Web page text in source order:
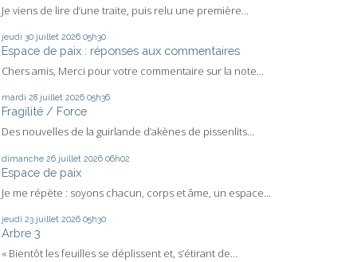
Je viens de lire d’une traite, puis relu une première...
jeudi 30 juillet 2026 05h30
Espace de paix : réponses aux commentaires
Chers amis, Merci pour votre commentaire sur la note...
mardi 28 juillet 2026 05h36
Fragilité / Force
Des nouvelles de la guirlande d’akènes de pissenlits...
dimanche 26 juillet 2026 06h02
Espace de paix
Je me répète : soyons chacun, corps et âme, un espace...
jeudi 23 juillet 2026 05h30
Arbre 3
« Bientôt les feuilles se déplissent et, s’étirant de...